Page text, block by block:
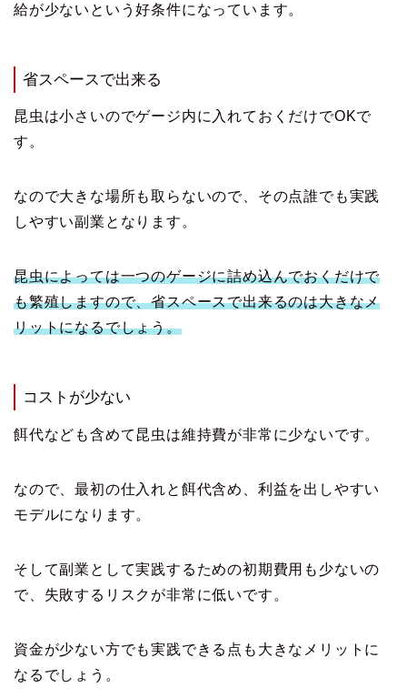
給が少ないという好条件になっています。
省スペースで出来る
昆虫は小さいのでゲージ内に入れておくだけでOKで
す。
なので大きな場所も取らないので、その点誰でも実践
しやすい副業となります。
昆虫によっては一つのゲージに詰め込んでおくだけで
も繁殖しますので、省スペースで出来るのは大きなメ
リットになるでしょう。
コストが少ない
餌代なども含めて昆虫は維持費が非常に少ないです。
なので、最初の仕入れと餌代含め、利益を出しやすい
モデルになります。
そして副業として実践するための初期費用も少ないの
で、失敗するリスクが非常に低いです。
資金が少ない方でも実践できる点も大きなメリットに
なるでしょう。